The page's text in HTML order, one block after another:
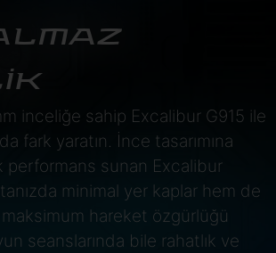
inceliğe sahip Excalibur G915 ile
fark yaratın. İnce tasarımına
performans sunan Excalibur
minimal yer kaplar hem de
maksimum hareket özgürlüğü
seanslarında bile rahatlık ve